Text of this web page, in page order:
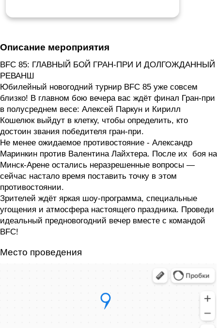
Описание мероприятия
BFC 85: ГЛАВНЫЙ БОЙ ГРАН-ПРИ И ДОЛГОЖДАННЫЙ
РЕВАНШ
Юбилейный новогодний турнир BFC 85 уже совсем
близко! В главном бою вечера вас ждёт финал Гран-при
в полусреднем весе: Алексей Паркун и Кирилл
Кошелюк выйдут в клетку, чтобы определить, кто
достоин звания победителя гран-при.
Не менее ожидаемое противостояние - Александр
Маринкин против Валентина Лайхтера. После их боя на
Минск-Арене остались неразрешенные вопросы —
сейчас настало время поставить точку в этом
противостоянии.
Зрителей ждёт яркая шоу-программа, специальные
угощения и атмосфера настоящего праздника. Проведи
идеальный предновогодний вечер вместе с командой
BFC!
Место проведения